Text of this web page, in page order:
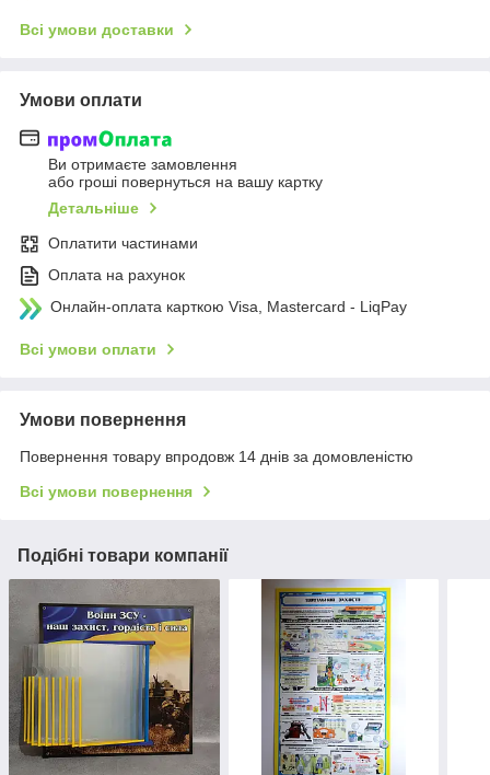
Всі умови доставки
Умови оплати
Ви отримаєте замовлення
або гроші повернуться на вашу картку
Детальніше
Оплатити частинами
Оплата на рахунок
Онлайн-оплата карткою Visa, Mastercard - LiqPay
Всі умови оплати
Умови повернення
Повернення товару впродовж 14 днів за домовленістю
Всі умови повернення
Подібні товари компанії